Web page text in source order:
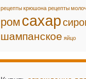
рецепты крюшона рецепты
ромсахар
шампанское яйцо